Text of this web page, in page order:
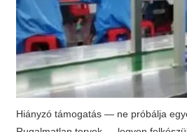
Hiányzó támogatás — ne próbálja